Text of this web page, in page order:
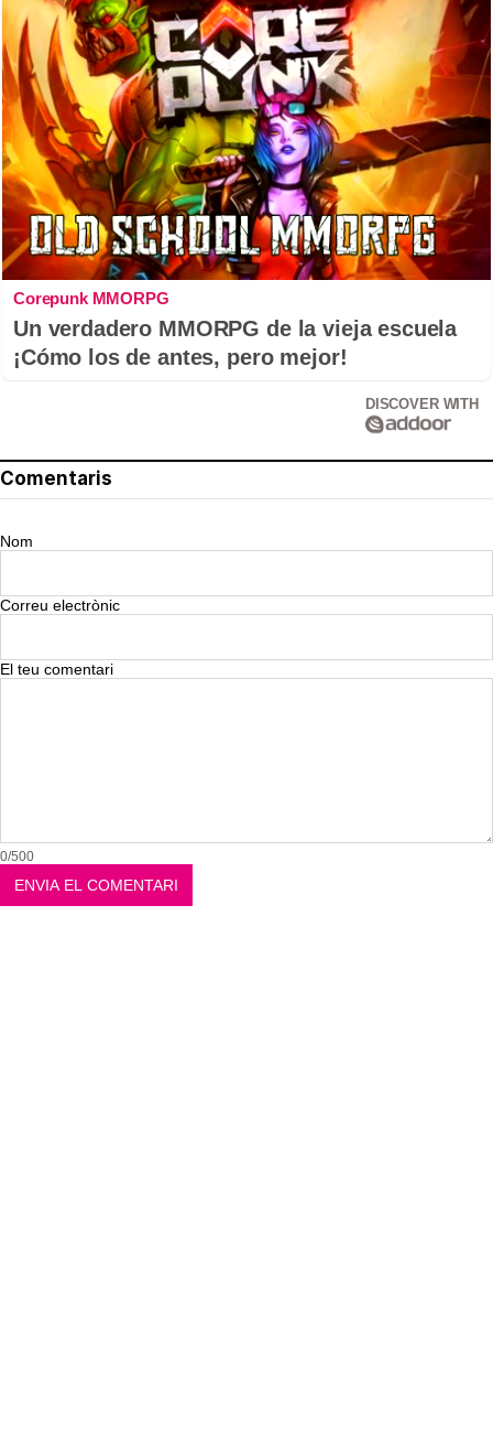
Corepunk MMORPG
Un verdadero MMORPG de la vieja escuela
¡Cómo los de antes, pero mejor!
DISCOVER WITH
Comentaris
Nom
Correu electrònic
El teu comentari
0/500